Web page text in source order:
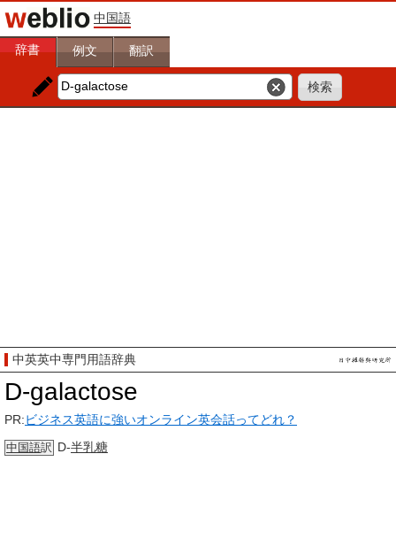
中国語
辞書 例文 翻訳
中英英中専門用語辞典
D-galactose
PR:ビジネス英語に強いオンライン英会話ってどれ？
中国語訳 D-半乳糖